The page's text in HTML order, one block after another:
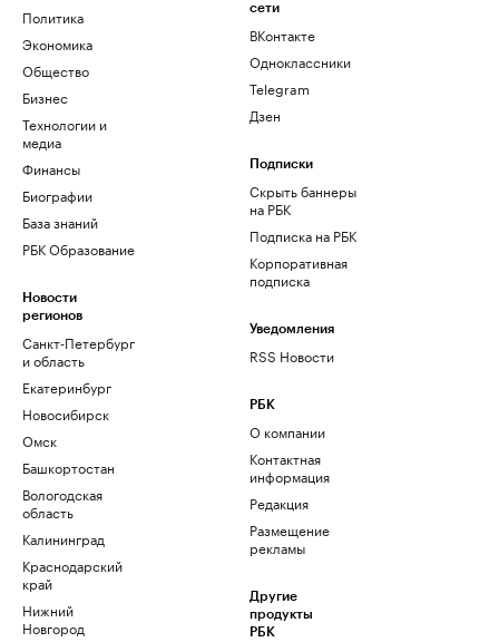
Политика
Экономика
Общество
Бизнес
Технологии и
медиа
Финансы
Биографии
База знаний
РБК Образование
Новости
регионов
Санкт-Петербург
и область
Екатеринбург
Новосибирск
Омск
Башкортостан
Вологодская
область
Калининград
Краснодарский
край
Нижний
Новгород
сети
ВКонтакте
Одноклассники
Telegram
Дзен
Подписки
Скрыть баннеры
на РБК
Подписка на РБК
Корпоративная
подписка
Уведомления
RSS Новости
РБК
О компании
Контактная
информация
Редакция
Размещение
рекламы
Другие
продукты
РБК